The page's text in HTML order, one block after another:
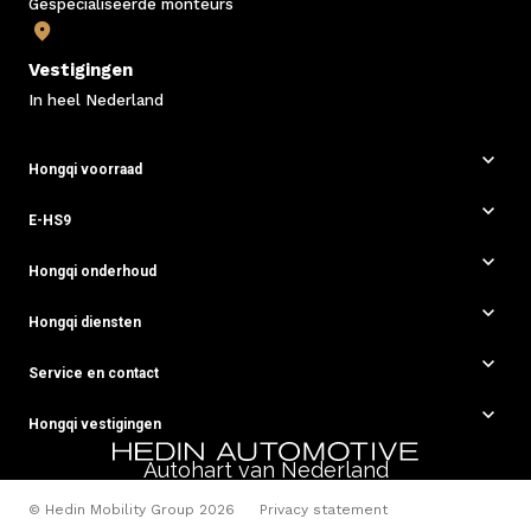
Gespecialiseerde monteurs
Vestigingen
In heel Nederland
Hongqi voorraad
E-HS9
Hongqi onderhoud
Hongqi diensten
Service en contact
Hongqi vestigingen
Autohart van Nederland
© Hedin Mobility Group 2026 Privacy statement